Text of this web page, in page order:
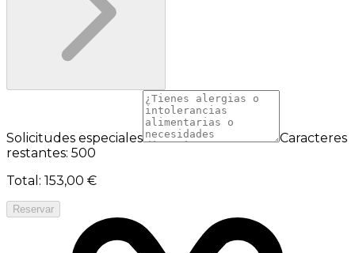
Solicitudes especiales
Caracteres
restantes: 500
Total : 153,00 €
Reservar